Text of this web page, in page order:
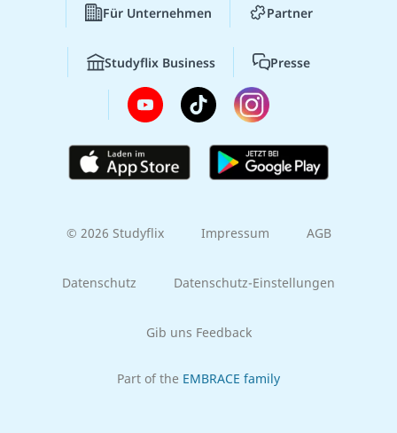
Für Unternehmen Partner
Studyflix Business Presse
© 2026 Studyflix Impressum AGB
Datenschutz Datenschutz-Einstellungen
Gib uns Feedback
Part of the EMBRACE family